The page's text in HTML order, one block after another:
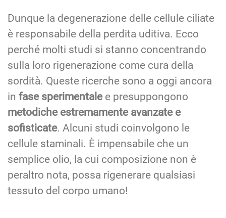
Dunque la degenerazione delle cellule ciliate
è responsabile della perdita uditiva. Ecco
perché molti studi si stanno concentrando
sulla loro rigenerazione come cura della
sordità. Queste ricerche sono a oggi ancora
in fase sperimentalee presuppongono
metodiche estremamente avanzate e
sofisticate. Alcuni studi coinvolgono le
cellule staminali. È impensabile che un
semplice olio, la cui composizione non è
peraltro nota, possa rigenerare qualsiasi
tessuto del corpo umano!